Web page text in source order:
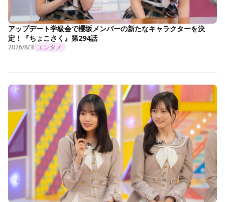
アップデート学級会で櫻坂メンバーの新たなキャラクターを決
定！『ちょこさく』第294話
2026/8/3 エンタメ